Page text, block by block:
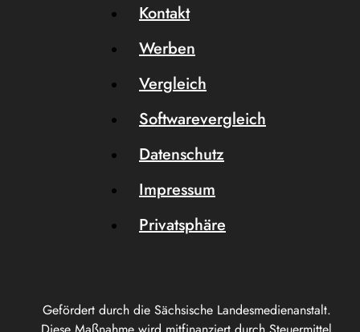
Gefördert durch die Sächsische Landesmedienanstalt.
Kontakt
Werben
Vergleich
Softwarevergleich
Datenschutz
Impressum
Privatsphäre